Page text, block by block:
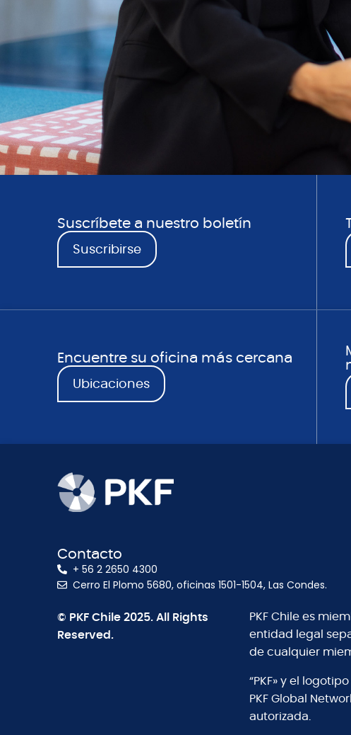
Suscríbete a nuestro boletín
Suscribirse
Encuentre su oficina más cercana
Ubicaciones
Contacto
+ 56 2 2650 4300
Cerro El Plomo 5680, oficinas 1501-1504, Las Condes.
© PKF Chile 2025. All Rights
Reserved.
PKF Chile es
entidad legal
de cualquier
“PKF» y el
PKF Global
autorizada.